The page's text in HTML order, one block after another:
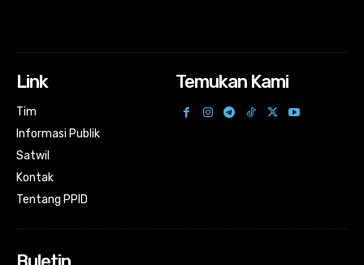
Link
Tim
Informasi Publik
Satwil
Kontak
Tentang PPID
Temukan Kami